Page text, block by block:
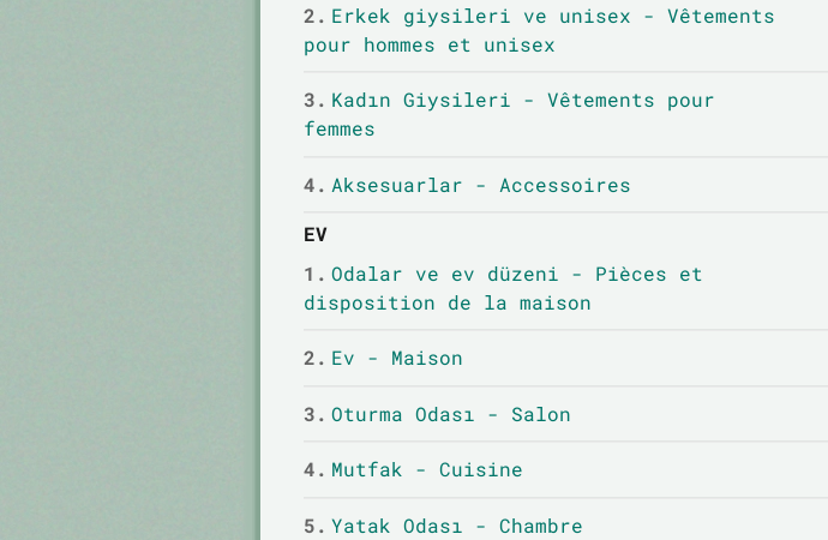
2. Erkek giysileri ve unisex - Vêtements
pour hommes et unisex
3. Kadın Giysileri - Vêtements pour
femmes
4. Aksesuarlar - Accessoires
EV
1. Odalar ve ev düzeni - Pièces et
disposition de la maison
2. Ev - Maison
3. Oturma Odası - Salon
4. Mutfak - Cuisine
5. Yatak Odası - Chambre